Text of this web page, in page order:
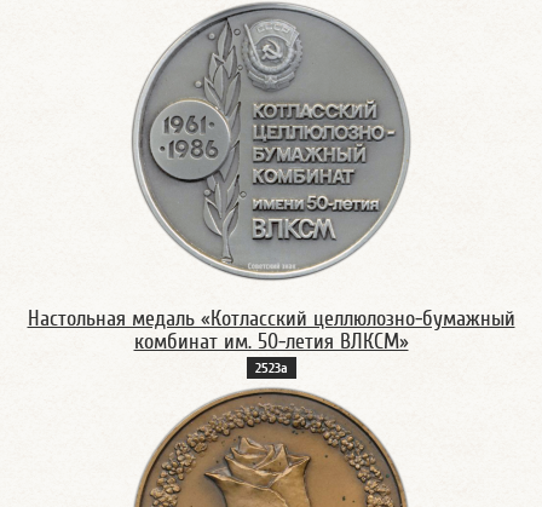
Настольная медаль «Котласский целлюлозно-бумажный
комбинат им. 50-летия ВЛКСМ»
2523а